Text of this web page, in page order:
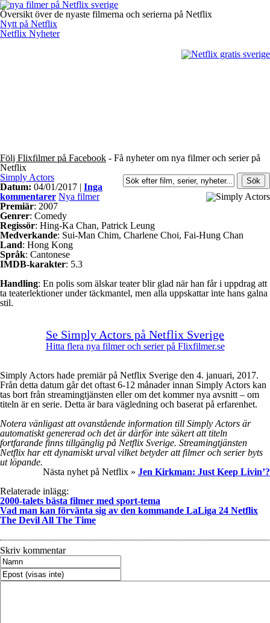
Översikt över de nyaste filmerna och serierna på Netflix
Nytt på Netflix
Netflix Nyheter
Följ Flixfilmer på Facebook - Få nyheter om nya filmer och serier på
Netflix
Simply Actors
Datum: 04/01/2017 | Inga
kommentarer Nya filmer
Premiär: 2007
Genrer: Comedy
Regissör: Hing-Ka Chan, Patrick Leung
Medverkande: Sui-Man Chim, Charlene Choi, Fai-Hung Chan
Land: Hong Kong
Språk: Cantonese
IMDB-karakter: 5.3
Handling: En polis som älskar teater blir glad när han får i uppdrag att
ta teaterlektioner under täckmantel, men alla uppskattar inte hans galna
stil.
Se Simply Actors på Netflix Sverige
Hitta flera nya filmer och serier på Flixfilmer.se
Simply Actors hade premiär på Netflix Sverige den 4. januari, 2017.
Från detta datum går det oftast 6-12 månader innan Simply Actors kan
tas bort från streamingtjänsten eller om det kommer nya avsnitt – om
titeln är en serie. Detta är bara vägledning och baserat på erfarenhet.
Notera vänligast att ovanstående information till Simply Actors är
automatiskt genererad och det är därför inte säkert att titeln
fortfarande finns tillgänglig på Netflix Sverige. Streamingtjänsten
Netflix har ett dynamiskt urval vilket betyder att filmer och serier byts
ut löpande.
Nästa nyhet på Netflix » Jen Kirkman: Just Keep Livin’?
Relaterade inlägg:
2000-talets bästa filmer med sport-tema
Vad man kan förvänta sig av den kommande LaLiga 24 Netflix
The Devil All The Time
Skriv kommentar